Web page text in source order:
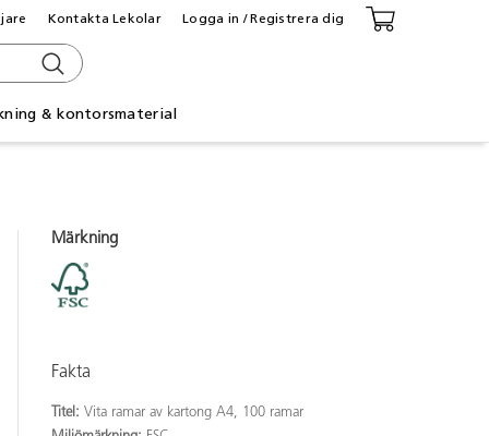
& kontorsmaterial
Kontakta Lekolar Logga in / Registrera dig
Märkning
Fakta
Titel:Vita ramar av kartong A4, 100 ramar